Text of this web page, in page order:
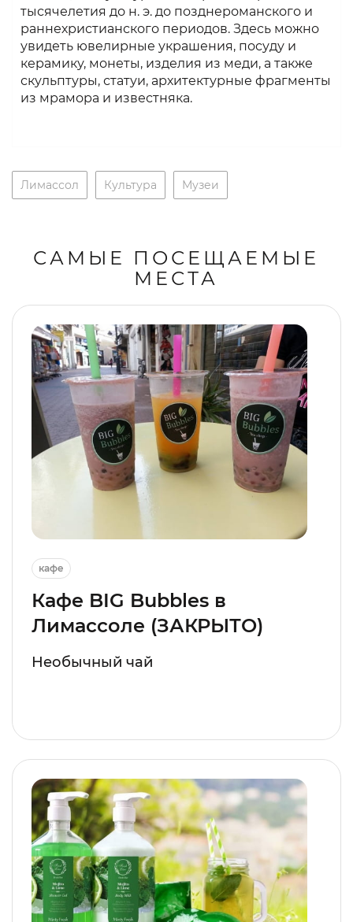
тысячелетия до н. э. до позднероманского и
раннехристианского периодов. Здесь можно
увидеть ювелирные украшения, посуду и
керамику, монеты, изделия из меди, а также
скульптуры, статуи, архитектурные фрагменты
из мрамора и известняка.
Лимассол Культура Музеи
САМЫЕ ПОСЕЩАЕМЫЕ
МЕСТА
кафе
Кафе BIG Bubbles в
Лимассоле (ЗАКРЫТО)
Необычный чай